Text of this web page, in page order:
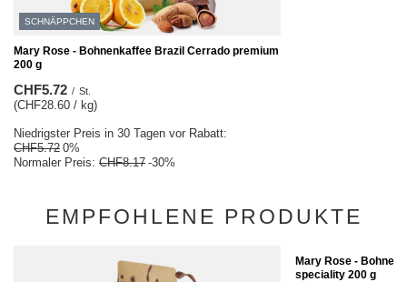
SCHNÄPPCHEN
Mary Rose - Bohnenkaffee Brazil Cerrado premium
200 g
CHF5.72 / St.
(CHF28.60 / kg)
Niedrigster Preis in 30 Tagen vor Rabatt:
CHF5.72 0%
Normaler Preis: CHF8.17 -30%
EMPFOHLENE PRODUKTE
Mary Rose -
speciality 200 g